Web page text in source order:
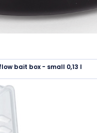
bait box - small 0,13 l